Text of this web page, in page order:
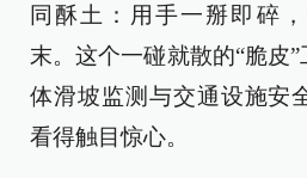
同酥土：用手一掰即碎
末。这个一碰就散的“脆皮
体滑坡监测与交通设施安
看得触目惊心。